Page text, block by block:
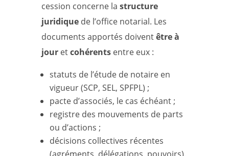
cession concerne la structure
juridiquede l’office notarial. Les
documents apportés doiventêtre à
jouretcohérentsentre eux :
statuts de l’étude de notaire en
vigueur (SCP, SEL, SPFPL) ;
pacte d’associés, le cas échéant ;
registre des mouvements de parts
ou d’actions ;
décisions collectives récentes